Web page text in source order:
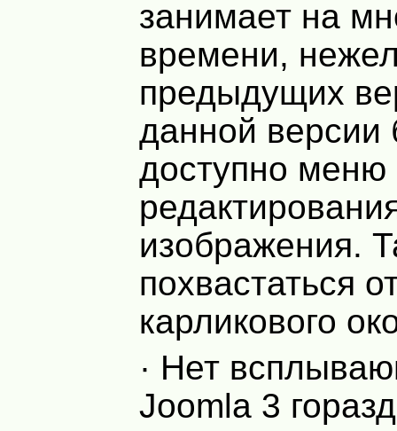
занимает на
времени,
предыдущих
данной версии
доступно меню
изображения.
похвастаться
карликового
· Нет
Joomla 3